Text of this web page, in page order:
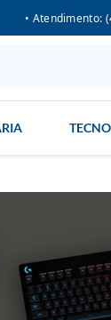
• Atendimento: